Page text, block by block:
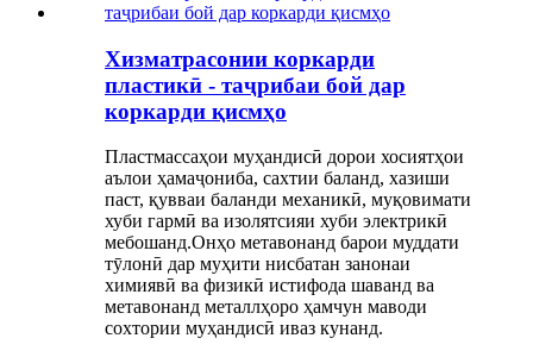
Хизматрасонии коркарди
пластикӣ - таҷрибаи бой дар
коркарди қисмҳо
Пластмассаҳои муҳандисӣ дорои хосиятҳои
аълои ҳамаҷониба, сахтии баланд, хазиши
паст, қувваи баланди механикӣ, муқовимати
хуби гармӣ ва изолятсияи хуби электрикӣ
мебошанд.Онҳо метавонанд барои муддати
тӯлонӣ дар муҳити нисбатан занонаи
химиявӣ ва физикӣ истифода шаванд ва
метавонанд металлҳоро ҳамчун маводи
сохтории муҳандисӣ иваз кунанд.